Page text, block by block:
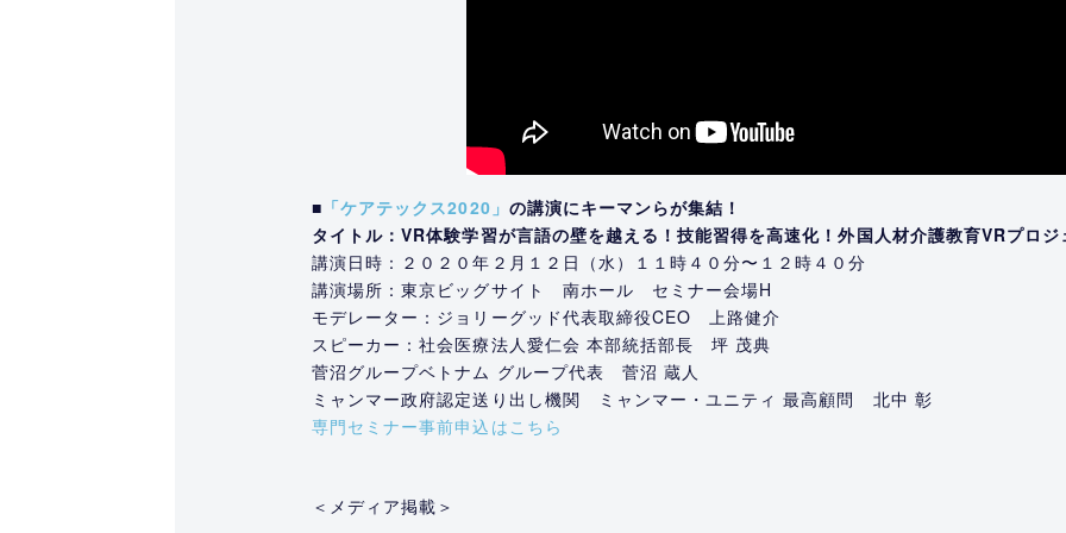
■ 「ケアテックス2020」 の講演にキーマンらが集結！
タイトル：VR体験学習が言語の壁を越える！技能習得を高速化！外国人材介護教育VRプロ
講演日時：２０２０年２月１２日（水）１１時４０分〜１２時４０分
講演場所：東京ビッグサイト 南ホール セミナー会場H
モデレーター：ジョリーグッド代表取締役CEO 上路健介
スピーカー：社会医療法人愛仁会 本部統括部長 坪 茂典
菅沼グループベトナム グループ代表 菅沼 蔵人
ミャンマー政府認定送り出し機関 ミャンマー・ユニティ 最高顧問 北中 彰
専門セミナー事前申込はこちら
＜メディア掲載＞